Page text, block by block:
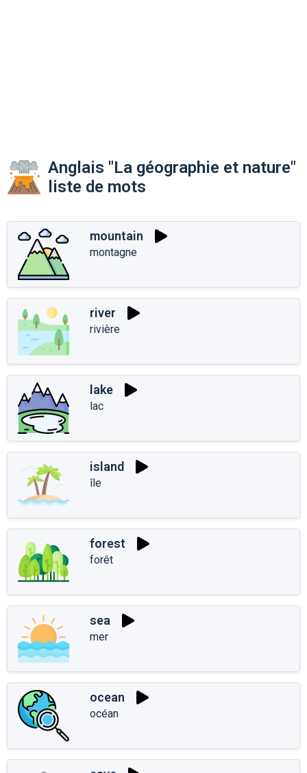
Anglais "La géographie et nature"
liste de mots
mountain
montagne
river
rivière
lake
lac
island
île
forest
forêt
sea
mer
ocean
océan